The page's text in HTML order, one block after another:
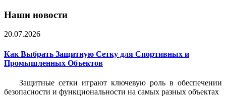
Наши новости
20.07.2026
Как Выбрать Защитную Сетку для Спортивных и
Промышленных Объектов
Защитные сетки играют ключевую роль в обеспечении
безопасности и функциональности на самых разных объектах